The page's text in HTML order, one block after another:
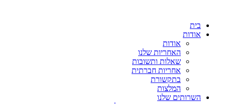
בית
אודות
אודות
האחריות שלנו
שאלות ותשובות
אחריות חברתית
בתקשורת
המלצות
השרותים שלנו